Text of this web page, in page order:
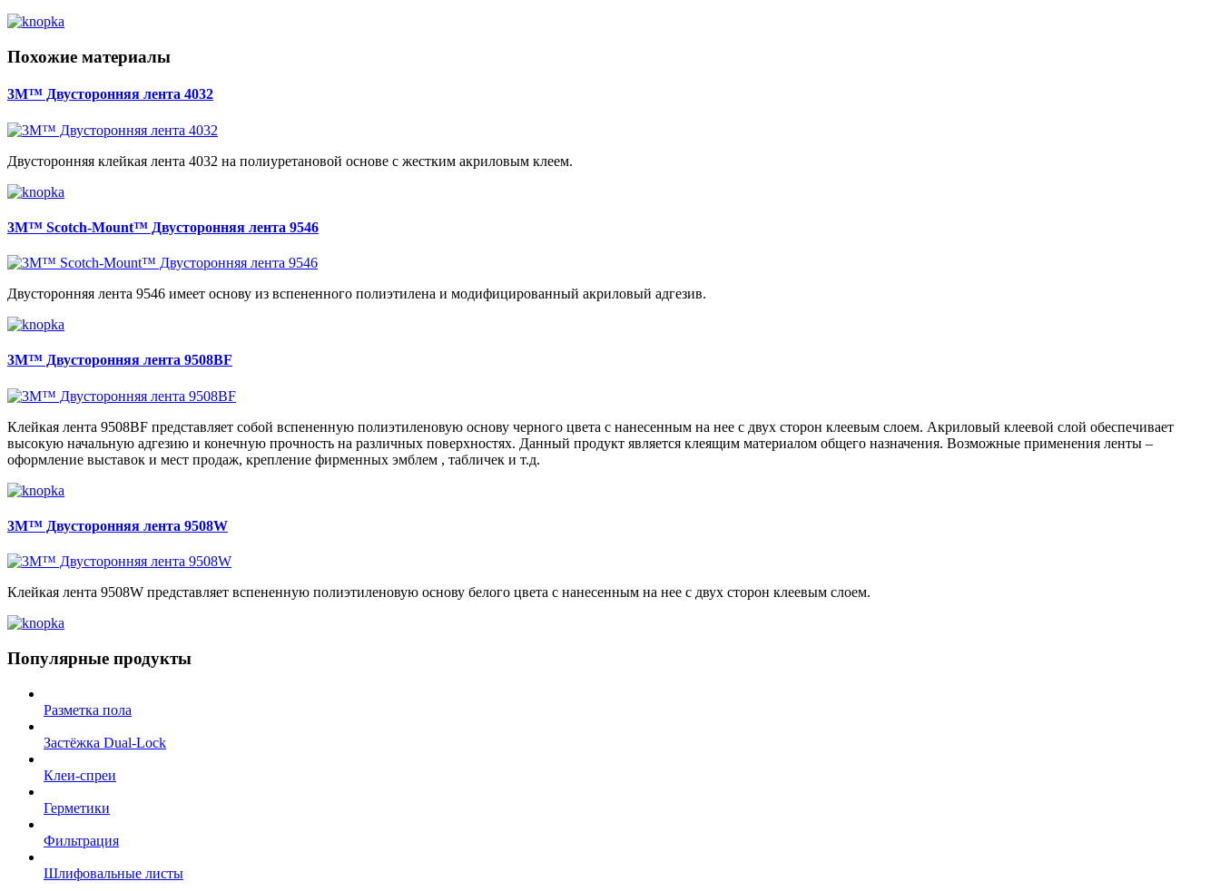
Похожие материалы
3M™ Двусторонняя лента 4032
Двусторонняя клейкая лента 4032 на полиуретановой основе с жестким акриловым клеем.
3M™ Scotch-Mount™ Двусторонняя лента 9546
Двусторонняя лента 9546 имеет основу из вспененного полиэтилена и модифицированный акриловый адгезив.
3M™ Двусторонняя лента 9508BF
Клейкая лента 9508BF представляет собой вспененную полиэтиленовую основу черного цвета с нанесенным на нее с двух сторон клеевым слоем. Акриловый клеевой слой обеспечивает
высокую начальную адгезию и конечную прочность на различных поверхностях. Данный продукт является клеящим материалом общего назначения. Возможные применения ленты –
оформление выставок и мест продаж, крепление фирменных эмблем , табличек и т.д.
3M™ Двусторонняя лента 9508W
Клейкая лента 9508W представляет вспененную полиэтиленовую основу белого цвета с нанесенным на нее с двух сторон клеевым слоем.
Популярные продукты
Разметка пола
Застёжка Dual-Lock
Клеи-спреи
Герметики
Фильтрация
Шлифовальные листы